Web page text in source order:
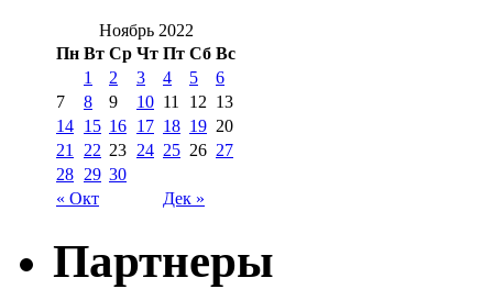
Ноябрь 2022
Пн Вт Ср Чт Пт Сб Вс
« Окт Дек »
1 2 3 4 5
6
7
8 9 10 11 12 13
14 15 16 17 18 19 20
21 22 23 24 25 26 27
28 29 30
Партнеры